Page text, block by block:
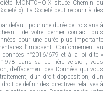
MONTCHOIX située Chemin du
»). La Société peut recourir à des
défaut, pour une durée de trois ans à
de votre dernier contact puis
pour une durée plus importante
l’imposent. Conformément au
données n°2016/679 et à la loi dite «
dans sa dernière version, vous
d’effacement des Données qui vous
d’un droit d’opposition, d’un
de définir des directives relatives à